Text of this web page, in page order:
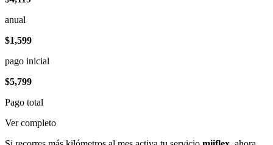
anual
$1,599
pago inicial
$5,799
Pago total
Ver completo